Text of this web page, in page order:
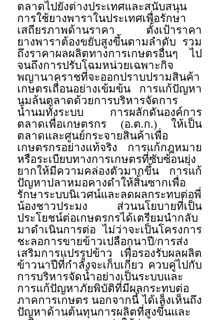
ตลาดไปยังต่างประเทศและสนับสนุน
การใช้ยางพาราในประเทศเพื่อรักษา
เสถียรภาพด้านราคา ตั้งเป้าราคา
ยางพาราต้องขยับสูงขึ้นตามลำดับ รวม
ถึงราคาผลผลิตทางการเกษตรอื่นๆ ไป
จนถึงการปรับโฉมหน่วยเฉพาะกิจ
พญานาคราชที่จะออกปราบปรามสินค้า
เกษตรเถื่อนอย่างเข้มข้น การแก้ปัญหา
นมล้นตลาดด้วยการบริหารจัดการ
น้ำนมทั้งระบบ การผลักดันองค์การ
ตลาดเพื่อเกษตรกร (อ.ต.ก.) ให้เป็น
ตลาดและศูนย์กระจายสินค้าเพื่อ
เกษตรกรอย่างแท้จริง การแก้กฎหมาย
หรือระเบียบทางการเกษตรที่ซับซ้อนยุ่ง
ยากให้มีความคล่องตัวมากขึ้น การแก้
ปัญหาปลาหมอคางดำให้สิ้นซากเพื่อ
รักษาระบบนิเวศน์และลดผลกระทบต่อพี่
น้องชาวประมง ส่วนนโยบายที่เป็น
ประโยชน์ต่อเกษตรกรได้เตรียมนำกลับ
มาดำเนินการต่อ ไม่ว่าจะเป็นโครงการ
ชะลอการขายข้าวเปลือกนาปี/การส่ง
เสริมการแปรรูปข้าว เพื่อรองรับผลผลิต
ข้าวนาปีที่กำลังจะเก็บเกี่ยว ควบคู่ไปกับ
การบริหารจัดน้ำอย่างเป็นระบบและ
การแก้ปัญหาภัยพิบัติที่มีผลกระทบต่อ
ภาคการเกษตร นอกจากนี้ ได้เล็งเห็นถึง
ปัญหาด้านต้นทุนการผลิตที่สูงขึ้นและ